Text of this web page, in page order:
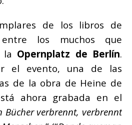
de los libros de
los muchos que
la Opernplatz de Berlín.
el evento, una de las
de la obra de Heine de
ahora grabada en el
Bücher verbrennt, verbrennt